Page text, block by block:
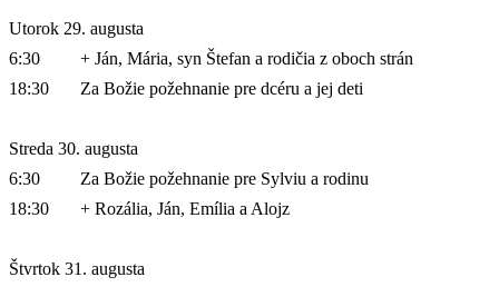
Utorok 29. augusta
6:30
+ Ján, Mária, syn Štefan a rodičia z oboch strán
18:30
Za Božie požehnanie pre dcéru a jej deti
Streda 30. augusta
6:30
Za Božie požehnanie pre Sylviu a rodinu
18:30
+ Rozália, Ján, Emília a Alojz
Štvrtok 31. augusta